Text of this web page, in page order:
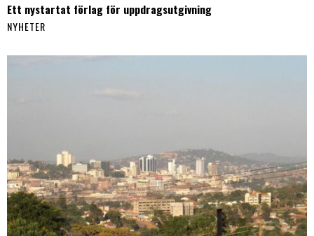
Ett nystartat förlag för uppdragsutgivning
NYHETER